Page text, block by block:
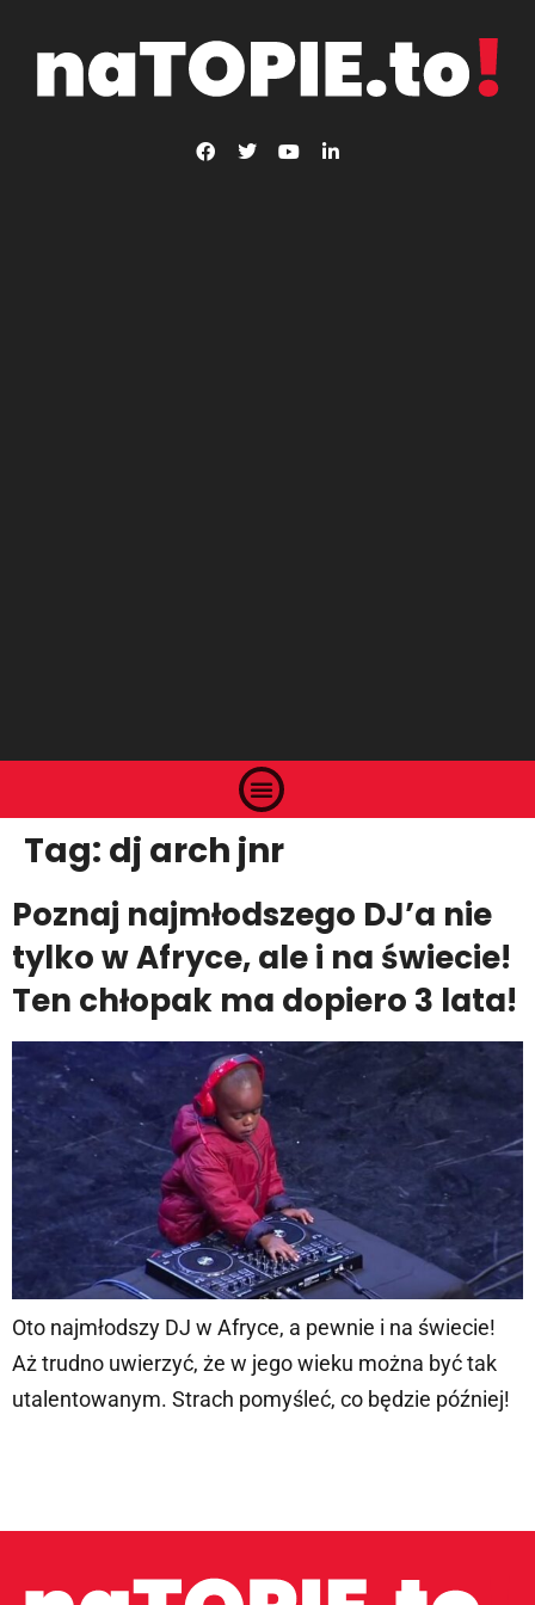
Tag: dj arch jnr
Poznaj najmłodszego DJ’a nie
tylko w Afryce, ale i na świecie!
Ten chłopak ma dopiero 3 lata!
Oto najmłodszy DJ w Afryce, a pewnie i na świecie!
Aż trudno uwierzyć, że w jego wieku można być tak
utalentowanym. Strach pomyśleć, co będzie później!